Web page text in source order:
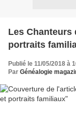
Les Chanteurs
portraits
Publié le 11/05/2018 à
Par Généalogie